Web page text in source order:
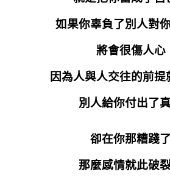
如果你辜負了別人對
將會很傷人心
因為人與人交往的前提
別人給你付出了
卻在你那糟踐了
那麼感情就此破